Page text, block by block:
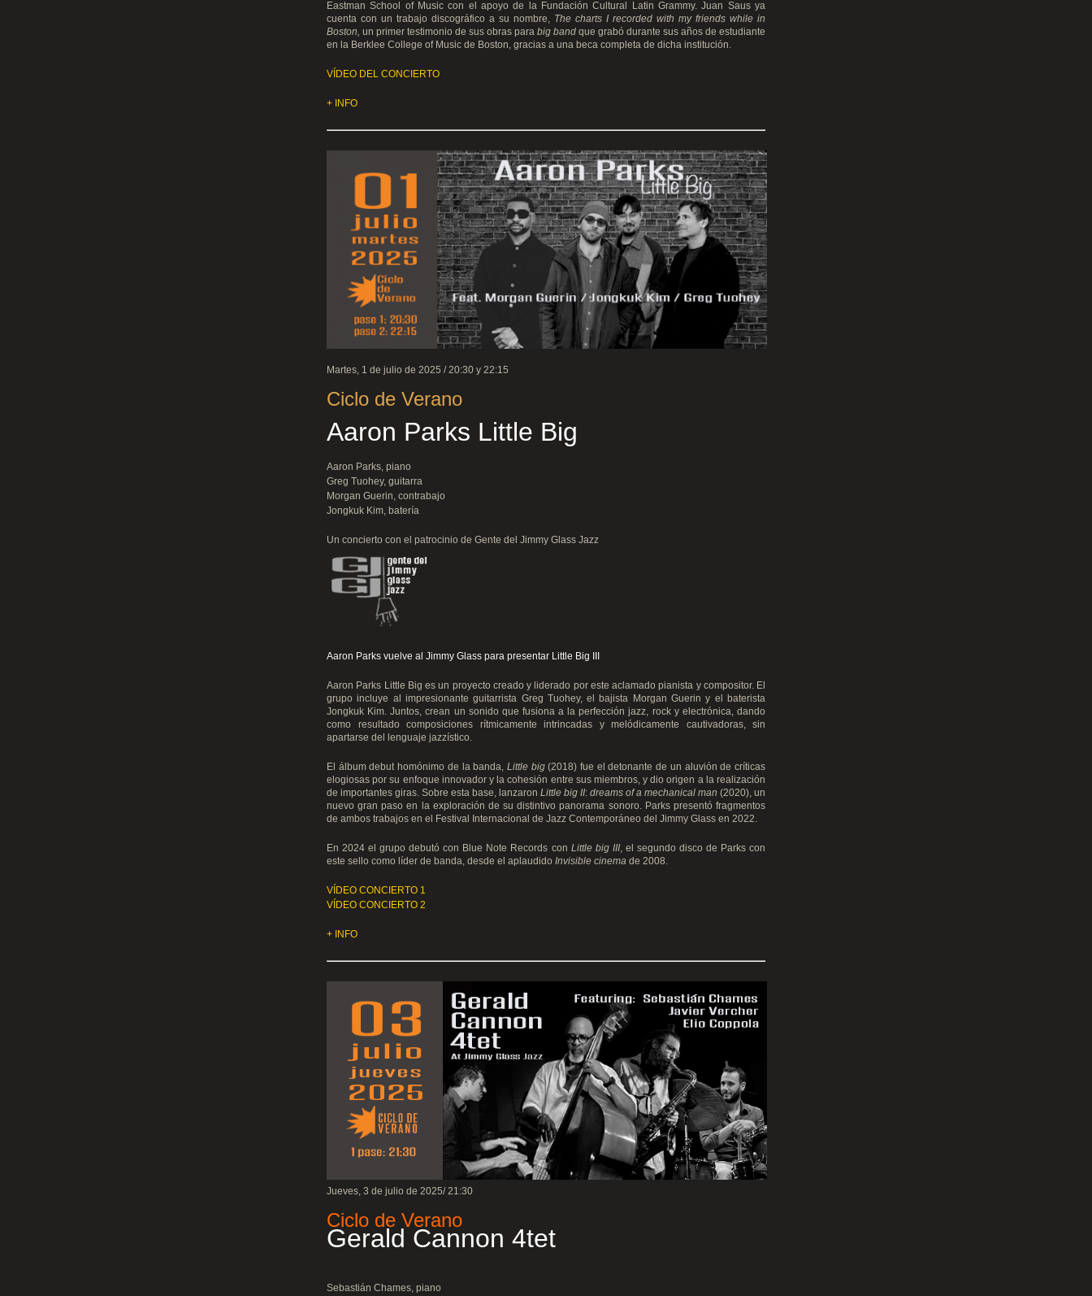
Eastman School of Music con el apoyo de la Fundación Cultural Latin Grammy. Juan Saus ya
cuenta con un trabajo discográfico a su nombre, The charts I recorded with my friends while in
Boston, un primer testimonio de sus obras para big band que grabó durante sus años de estudiante
en la Berklee College of Music de Boston, gracias a una beca completa de dicha institución.
VÍDEO DEL CONCIERTO
+ INFO
Martes, 1 de julio de 2025 / 20:30 y 22:15
Ciclo de Verano
Aaron Parks Little Big
Aaron Parks, piano
Greg Tuohey, guitarra
Morgan Guerin, contrabajo
Jongkuk Kim, batería
Un concierto con el patrocinio de Gente del Jimmy Glass Jazz
Aaron Parks vuelve al Jimmy Glass para presentar Little Big III
Aaron Parks Little Big es un proyecto creado y liderado por este aclamado pianista y compositor. El
grupo incluye al impresionante guitarrista Greg Tuohey, el bajista Morgan Guerin y el baterista
Jongkuk Kim. Juntos, crean un sonido que fusiona a la perfección jazz, rock y electrónica, dando
como resultado composiciones rítmicamente intrincadas y melódicamente cautivadoras, sin
apartarse del lenguaje jazzístico.
El álbum debut homónimo de la banda, Little big(2018) fue el detonante de un aluvión de críticas
elogiosas por su enfoque innovador y la cohesión entre sus miembros, y dio origen a la realización
de importantes giras. Sobre esta base, lanzaron Little big II: dreams of a mechanical man (2020), un
nuevo gran paso en la exploración de su distintivo panorama sonoro. Parks presentó fragmentos
de ambos trabajos en el Festival Internacional de Jazz Contemporáneo del Jimmy Glass en 2022.
En 2024 el grupo debutó con Blue Note Records con Little big III, el segundo disco de Parks con
este sello como líder de banda, desde el aplaudido Invisible cinema de 2008.
VÍDEO CONCIERTO 1
VÍDEO CONCIERTO 2
+ INFO
Jueves, 3 de julio de 2025/ 21:30
Ciclo de Verano
Gerald Cannon 4tet
Sebastián Chames, piano